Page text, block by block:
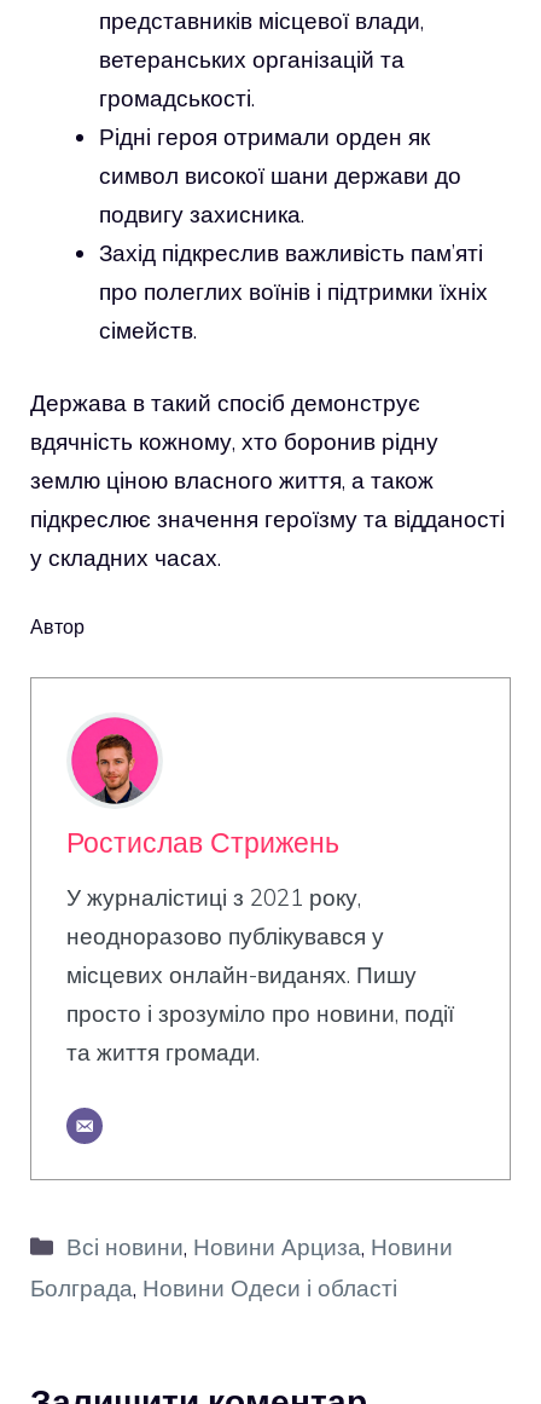
представників місцевої влади,
ветеранських організацій та
громадськості.
Рідні героя отримали орден як
символ високої шани держави до
подвигу захисника.
Захід підкреслив важливість пам’яті
про полеглих воїнів і підтримки їхніх
сімейств.
Держава в такий спосіб демонструє
вдячність кожному, хто боронив рідну
землю ціною власного життя, а також
підкреслює значення героїзму та відданості
у складних часах.
Автор
Ростислав Стрижень
У журналістиці з 2021 року,
неодноразово публікувався у
місцевих онлайн-виданях. Пишу
просто і зрозуміло про новини, події
та життя громади.
Категорії
Всі новини, Новини Арциза, Новини
Болграда, Новини Одеси і області